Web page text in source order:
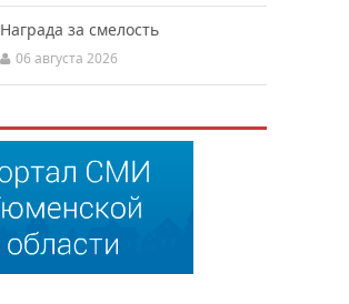
Награда за смелость
06 августа 2026